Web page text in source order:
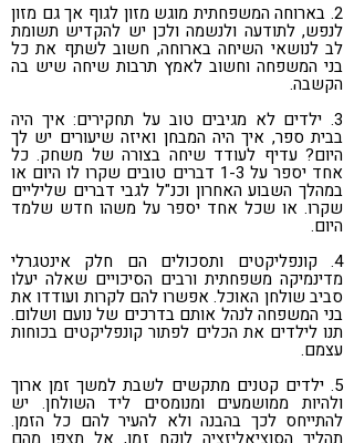
2. בארוחה המשפחתית מוגש מזון לגוף אך גם מזון
לנפש, לתודעה ולנשמה ולכן יש להקדיש תשומת
לב לנושאי השיחה בארוחה, חשוב לשתף את כל
בני המשפחה וחשוב לאמץ תרבות שיחה שיש בה
הקשבה.
3. ילדים לא מגיבים טוב על תחקירים: איך היה
בבית ספר, איך היה המבחן ואיזה שיעורים יש לך
היום? עדיף לעודד שיחה בצורה של משחק. כל
אחד יספר על 1-3 דברים טובים שקרו לו היום או
במהלך השבוע האחרון וכנ"ל לגבי דברים שליליים
שקרו. או שכל אחד יספר על משהו חדש שלמד
היום.
4. קונפליקטים ותסכולים הם חלק אינטגרלי
מדינמיקה משפחתית ורבים הסיכויים שאלה יעלו
סביב שולחן האוכל. אפשרו להם לקרות ועודדו את
בני המשפחה לנהל אותם בדרכים של נועם ושלום.
תנו לילדים את הכלים לפתור קונפליקטים בכוחות
עצמם.
5. ילדים קטנים מתקשים לשבת למשך זמן ארוך
ולהיות ממושמעים ומנומסים ליד השולחן. יש
להתייחס לכך בהבנה ולא להעיר להם כל הזמן.